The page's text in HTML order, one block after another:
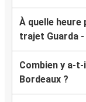
À quelle heure
trajet Guarda -
Combien y a-
Bordeaux ?